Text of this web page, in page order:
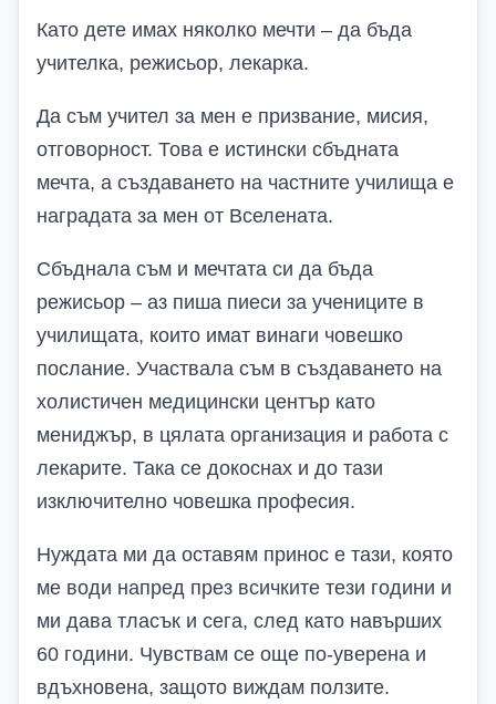
Като дете имах няколко мечти – да бъда
учителка, режисьор, лекарка.
Да съм учител за мен е призвание, мисия,
отговорност. Това е истински сбъдната
мечта, а създаването на частните училища е
наградата за мен от Вселената.
Сбъднала съм и мечтата си да бъда
режисьор – аз пиша пиеси за учениците в
училищата, които имат винаги човешко
послание. Участвала съм в създаването на
холистичен медицински център като
мениджър, в цялата организация и работа с
лекарите. Така се докоснах и до тази
изключително човешка професия.
Нуждата ми да оставям принос е тази, която
ме води напред през всичките тези години и
ми дава тласък и сега, след като навърших
60 години. Чувствам се още по-уверена и
вдъхновена, защото виждам ползите.